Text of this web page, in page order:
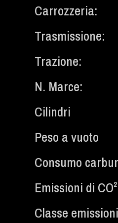
Carrozzeria:
Trasmissione:
Trazione:
N. Marce:
Cilindri
Peso a vuoto
Consumo
Emissioni di
Classe emissioni